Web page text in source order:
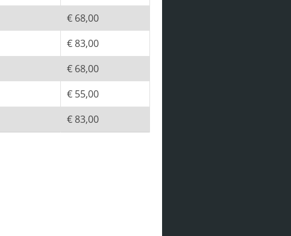
€ 68,00
€ 83,00
€ 68,00
€ 55,00
€ 83,00